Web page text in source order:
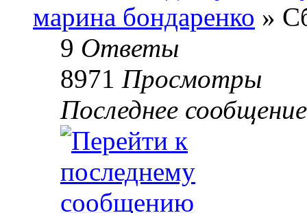
марина бондаренко »
9 Ответы
8971 Просмотры
Последнее